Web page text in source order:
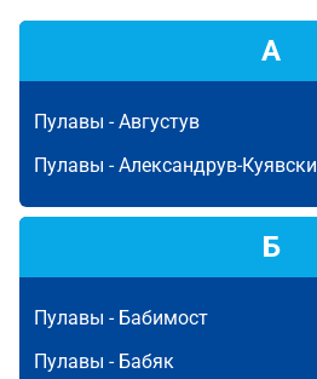
А
Пулавы -Августув
Пулавы -Александрув-Куявски
Б
Пулавы - Бабимост
Пулавы - Бабяк